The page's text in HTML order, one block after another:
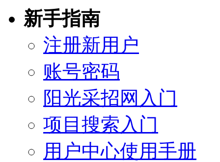
新手指南
注册新用户
账号密码
阳光采招网入门
项目搜索入门
用户中心使用手册